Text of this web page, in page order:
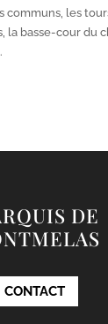
communs, les
la basse-cour du
DE
CONTACT